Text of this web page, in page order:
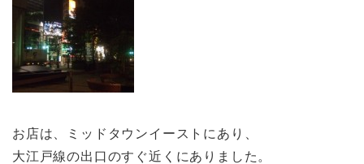
お店は、ミッドタウンイーストにあり、
大江戸線の出口のすぐ近くにありました。